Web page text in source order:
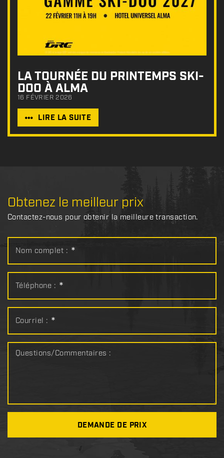
LA TOURNÉE DU PRINTEMPS SKI-
DOO À ALMA
16 FÉVRIER 2026
LIRE LA SUITE
Obtenez le meilleur prix
Contactez-nous pour obtenir la meilleure transaction.
Nom complet : *
Téléphone : *
Courriel : *
Questions/Commentaires :
DEMANDE DE PRIX